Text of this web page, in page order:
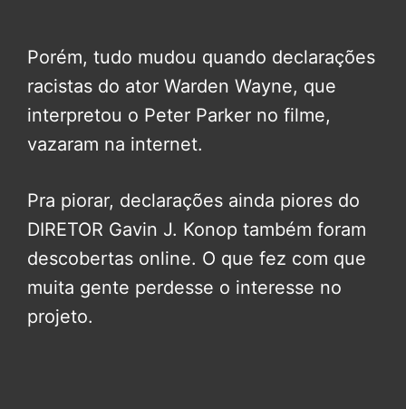
Porém, tudo mudou quando declarações
racistas do ator Warden Wayne, que
interpretou o Peter Parker no filme,
vazaram na internet.
Pra piorar, declarações ainda piores do
DIRETOR Gavin J. Konop também foram
descobertas online. O que fez com que
muita gente perdesse o interesse no
projeto.